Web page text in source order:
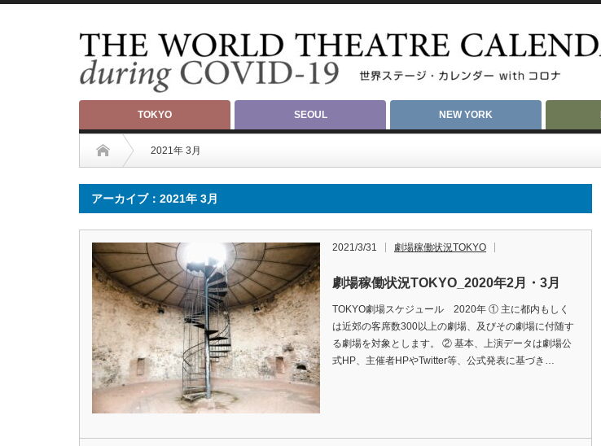
TOKYO SEOUL NEW YORK
2021年 3月
アーカイブ：2021年 3月
2021/3/31 劇場稼働状況TOKYO
劇場稼働状況TOKYO_2020年2月・3月
TOKYO劇場スケジュール 2020年 ① 主に都内もしく
は近郊の客席数300以上の劇場、及びその劇場に付随す
る劇場を対象とします。 ② 基本、上演データは劇場公
式HP、主催者HPやTwitter等、公式発表に基づき…